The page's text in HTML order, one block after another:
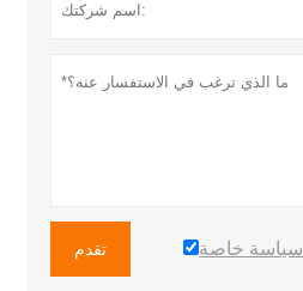
تقدم سياسة خاصة